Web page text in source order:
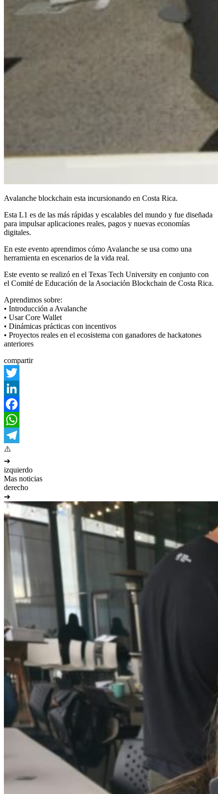
Avalanche blockchain esta incursionando en Costa Rica.
Esta L1 es de las más rápidas y escalables del mundo y fue diseñada
para impulsar aplicaciones reales, pagos y nuevas economías
digitales.
En este evento aprendimos cómo Avalanche se usa como una
herramienta en escenarios de la vida real.
Este evento se realizó en el Texas Tech University en conjunto con
el Comité de Educación de la Asociación Blockchain de Costa Rica.
Aprendimos sobre:
• Introducción a Avalanche
• Usar Core Wallet
• Dinámicas prácticas con incentivos
• Proyectos reales en el ecosistema con ganadores de hackatones
anteriores
compartir
Twitter
LinkedIn
Facebook
WhatsApp
Telegram
➔
izquierdo
Mas noticias
derecho
➔